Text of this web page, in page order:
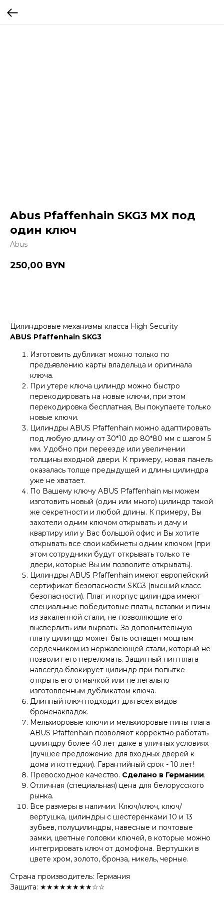
Abus Pfaffenhain SKG3 MX под
один ключ
Abus
250,00 BYN
Цилиндровые механизмы класса High Security
ABUS Pfaffenhain SKG3
Изготовить дубликат можно только по
предъявлению карты владельца и оригинала
ключа.
При утере ключа цилиндр можно быстро
перекодировать на новые ключи, при этом
перекодировка бесплатная, Вы покупаете только
новые ключи.
Цилиндры ABUS Pfaffenhain можно адаптировать
под любую длину от 30*10 до 80*80 мм с шагом 5
мм. Удобно при переезде или увеличении
толщины входной двери. К примеру, новая панель
оказалась толще предыдущей и длины цилиндра
уже не хватает.
По Вашему ключу ABUS Pfaffenhain мы можем
изготовить новый (один или много) цилиндр такой
же секретности и любой длины. К примеру, Вы
захотели одним ключом открывать и дачу и
квартиру или у Вас большой офис и Вы хотите
открывать все свои кабинеты одним ключом (при
этом сотрудники будут открывать только те
двери, которые Вы им позволите открывать).
Цилиндры ABUS Pfaffenhain имеют европейский
сертификат безопасности SKG3 (высший класс
безопасности). Плаг и корпус цилиндра имеют
специальные победитовые платы, вставки и пины
из закаленной стали, не позволяющие его
высверлить или вырвать. За дополнительную
плату цилиндр может быть оснащен мощным
сердечником из нержавеющей стали, который не
позволит его переломать. Защитный пин плага
навсегда блокирует цилиндр при попытке
открыть его отмычкой или не легально
изготовленным дубликатом ключа.
Длинный ключ подходит для всех видов
броненакладок.
Мельхиоровые ключи и мельхиоровые пины плага
ABUS Pfaffenhain позволяют корректно работать
цилиндру более 40 лет даже в уличных условиях
(лучшее предложение для входных дверей к
дома и коттеджи). Гарантийный срок - 10 лет!
Превосходное качество. Сделано в Германии.
Отличная (специальная) цена для белорусского
рынка.
Все размеры в наличии. Ключ/ключ, ключ/
вертушка, цилиндры с шестеренками 10 и 13
зубьев, полуцилиндры, навесные и почтовые
замки, цветные головки ключей, в которые можно
интегрировать ключ от домофона. Вертушки в
цвете хром, золото, бронза, никель, черные.
Страна производитель: Германия
Защита: ★★★★★★★★☆☆